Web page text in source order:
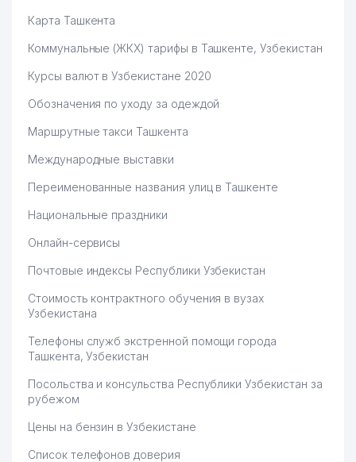
Карта Ташкента
Коммунальные (ЖКХ) тарифы в Ташкенте, Узбекистан
Курсы валют в Узбекистане 2020
Обозначения по уходу за одеждой
Маршрутные такси Ташкента
Международные выставки
Переименованные названия улиц в Ташкенте
Национальные праздники
Онлайн-сервисы
Почтовые индексы Республики Узбекистан
Стоимость контрактного обучения в вузах
Узбекистана
Телефоны служб экстренной помощи города
Ташкента, Узбекистан
Посольства и консульства Республики Узбекистан за
рубежом
Цены на бензин в Узбекистане
Список телефонов доверия